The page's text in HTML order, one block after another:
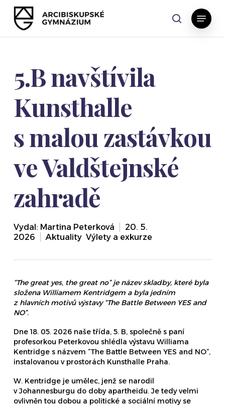
Skip
main
search
Menu
5.B navštívila
Kunsthalle
s malou zastávkou
ve Valdštejnské
zahradě
Vydal: Martina Peterková
20. 5.
2026
Aktuality, Výlety a exkurze
“The great yes, the great no” je název skladby, které byla
složena Williamem Kentridgem a byla jedním
z hlavních motivů výstavy “The Battle Between YES and
NO”.
Dne 18. 05. 2026 naše třída, 5. B, společně s paní
profesorkou Peterkovou shlédla výstavu Williama
Kentridge s názvem “The Battle Between YES and NO“,
instalovanou v prostorách Kunsthalle Praha.
W. Kentridge je umělec, jenž se narodil
v Johannesburgu do doby apartheidu. Je tedy velmi
ovlivněn tou dobou a politické a sociální motivy se